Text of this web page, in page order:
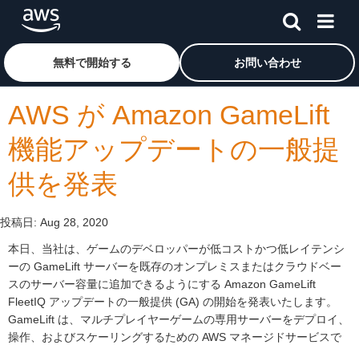
メインコンテンツに移動
アマゾン ウェブ サービスのホームページに戻るには、こ
無料で開始する お問い合わせ
AWS が Amazon GameLift
機能アップデートの一般提
供を発表
投稿日: Aug 28, 2020
本日、当社は、ゲームのデベロッパーが低コストかつ低レイテンシ
ーの GameLift サーバーを既存のオンプレミスまたはクラウドベー
スのサーバー容量に追加できるようにする Amazon GameLift
FleetIQ アップデートの一般提供 (GA) の開始を発表いたします。
GameLift は、マルチプレイヤーゲームの専用サーバーをデプロイ、
操作、およびスケーリングするための AWS マネージドサービスで